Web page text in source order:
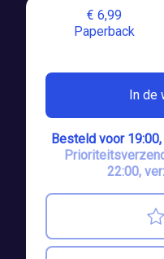
€ 6,99
Paperback
In de
Besteld voor
22:00,